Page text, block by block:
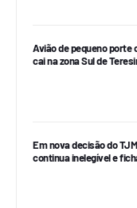
Avião de pequeno
cai na zona Sul de
Em nova decisão do
continua inelegível e